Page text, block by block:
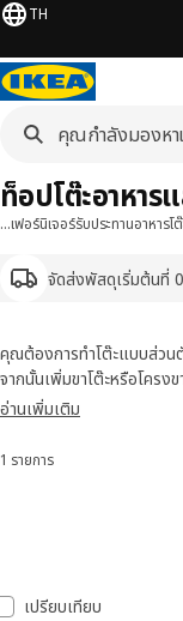
TH
…เฟอร์นิเจอร์รับประทานอาหารโ
จัดส่งพัสดุเริ่มต้นที่
ท็อปโต๊ะอาหาร
คุณต้องการทำโต๊ะแบบส่วน
จากนั้นเพิ่มขาโต๊ะหรือโครง
จินตนาการอย่างอิสระ และ
อ่านเพิ่มเติม
เรียงลำดับและตัว
1 รายการ
รายการผลลัพธ์
เปรียบเทียบ